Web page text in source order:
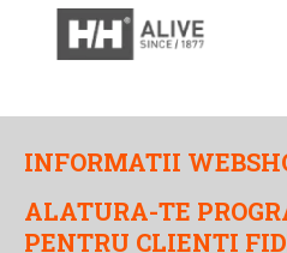
INFORMATII
ALATURA-TE
PENTRU CLIENTI